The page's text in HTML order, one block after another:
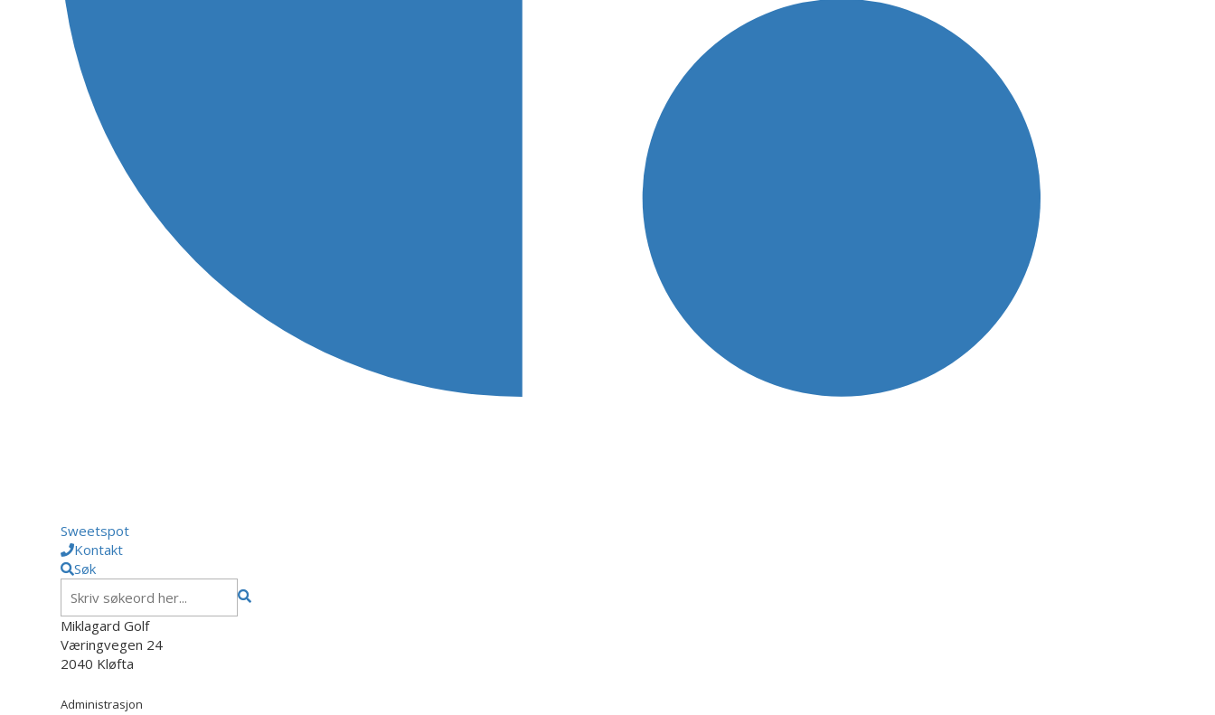
Sweetspot
Kontakt
Søk
Miklagard Golf
Væringvegen 24
2040 Kløfta
Administrasjon